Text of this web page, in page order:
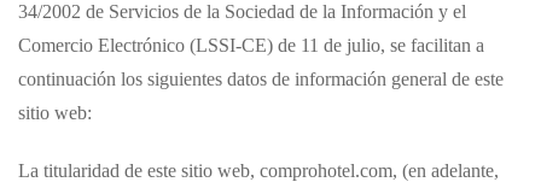
34/2002 de Servicios de la Sociedad de la Información y el
Comercio Electrónico (LSSI-CE) de 11 de julio, se facilitan a
continuación los siguientes datos de información general de este
sitio web:
La titularidad de este sitio web, comprohotel.com, (en adelante,